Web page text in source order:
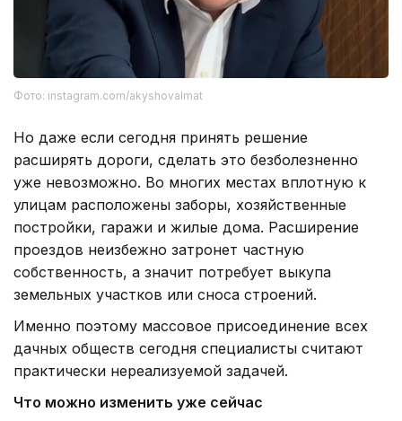
Фото: instagram.com/akyshovalmat
Но даже если сегодня принять решение
расширять дороги, сделать это безболезненно
уже невозможно. Во многих местах вплотную к
улицам расположены заборы, хозяйственные
постройки, гаражи и жилые дома. Расширение
проездов неизбежно затронет частную
собственность, а значит потребует выкупа
земельных участков или сноса строений.
Именно поэтому массовое присоединение всех
дачных обществ сегодня специалисты считают
практически нереализуемой задачей.
Что можно изменить уже сейчас